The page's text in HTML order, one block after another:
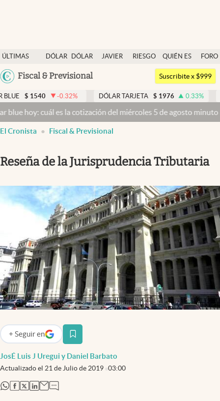
ÚLTIMAS
NOTICIAS
DÓLAR
DÓLAR
JAVIER
RIESGO
QUIÉN ES
QUIÉN
FORO
Argentina
México
Fiscal & Previsional
Dólar
Members
Economía y Política
Finanzas y Mercados
Mercados Online
Otras secciones
Apertura
Infotechnology
Clase
Clima
Mundial 2026
Eventos Corporativos
Mediakit
abre en nueva pestaña
Argentina
Suscribite x $999
$ 1540 -0.32 % DÓLAR TARJETA $ 1976 0.33 %
cuál es la cotización del miércoles 5 de agosto minuto a
El Cronista Fiscal & Previsional
Reseña de la Jurisprudencia Tributaria
JosÉ Luis J Uregui y Daniel Barbato
Actualizado el 21 de Julio de 2019 03:00
+ Seguir en
abre en nueva pestaña
abre en nueva pestaña
abre en nueva pestaña
abre en nueva pestaña
abre en nueva pestaña